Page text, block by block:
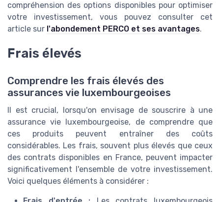
compréhension des options disponibles pour optimiser
votre investissement, vous pouvez consulter cet
article sur l'abondement PERCO et ses avantages.
Frais élevés
Comprendre les frais élevés des
assurances vie luxembourgeoises
Il est crucial, lorsqu'on envisage de souscrire à une
assurance vie luxembourgeoise, de comprendre que
ces produits peuvent entraîner des coûts
considérables. Les frais, souvent plus élevés que ceux
des contrats disponibles en France, peuvent impacter
significativement l'ensemble de votre investissement.
Voici quelques éléments à considérer :